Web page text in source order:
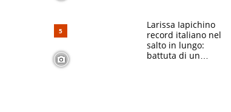
rischio da evitare
Larissa Iapichino
record italiano nel
salto in lungo:
battuta di un